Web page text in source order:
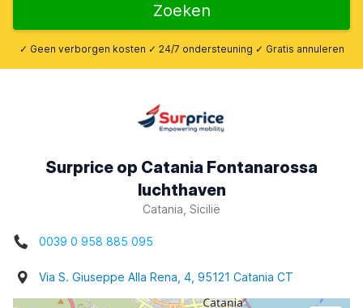
Zoeken
✓ Geen verborgen kosten ✓ 24/7 ondersteuning ✓ Gratis annuleren
Surprice op Catania Fontanarossa
luchthaven
Catania, Sicilië
0039 0 958 885 095
Via S. Giuseppe Alla Rena, 4, 95121 Catania CT